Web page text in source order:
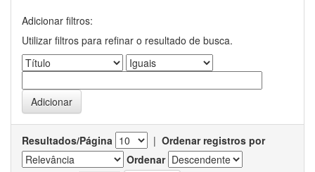
Adicionar filtros:
Utilizar filtros para refinar o resultado de busca.
Resultados/Página | Ordenar registros por
Ordenar